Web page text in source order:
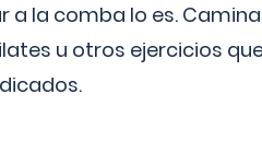
la comba lo es.
u otros ejercicios